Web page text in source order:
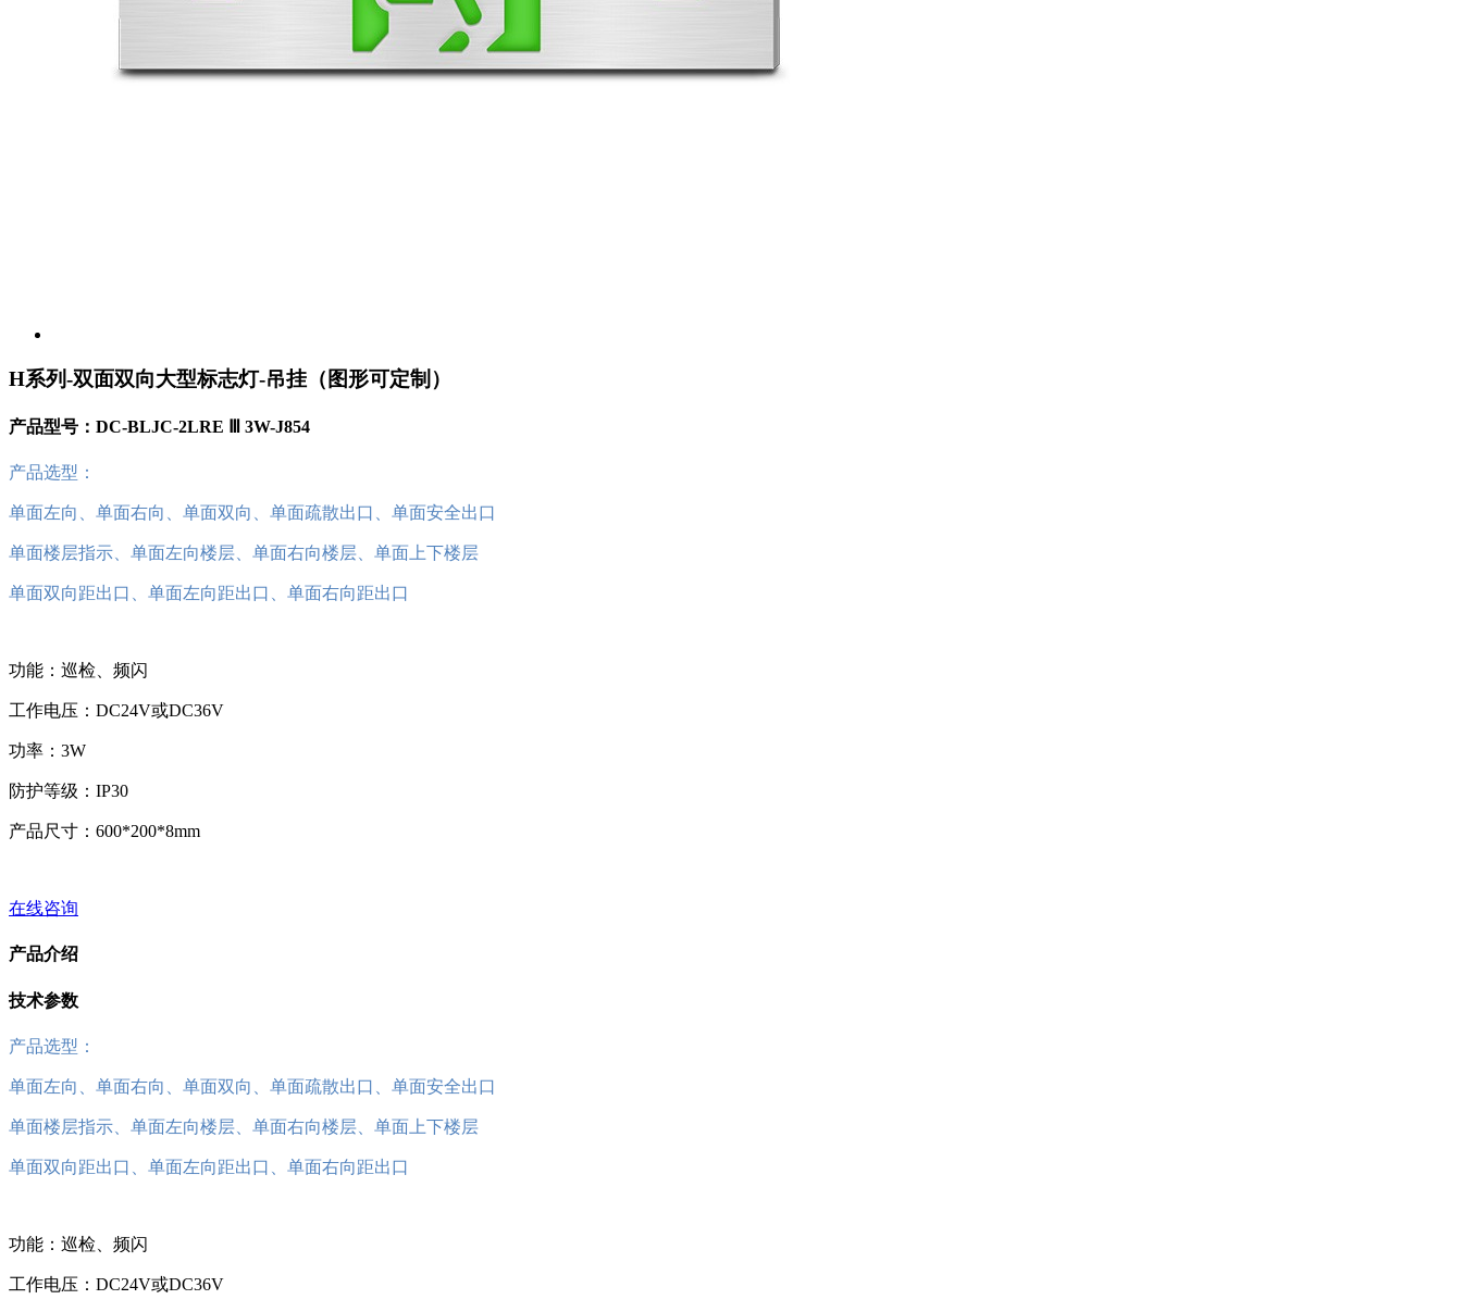
H系列-双面双向大型标志灯-吊挂（图形可定制）
产品型号：DC-BLJC-2LRE Ⅲ 3W-J854
产品选型：
单面左向、单面右向、单面双向、单面疏散出口、单面安全出口
单面楼层指示、单面左向楼层、单面右向楼层、单面上下楼层
单面双向距出口、单面左向距出口、单面右向距出口
功能：巡检、频闪
工作电压：DC24V或DC36V
功率：3W
防护等级：IP30
产品尺寸：600*200*8mm
在线咨询
产品介绍
技术参数
产品选型：
单面左向、单面右向、单面双向、单面疏散出口、单面安全出口
单面楼层指示、单面左向楼层、单面右向楼层、单面上下楼层
单面双向距出口、单面左向距出口、单面右向距出口
功能：巡检、频闪
工作电压：DC24V或DC36V